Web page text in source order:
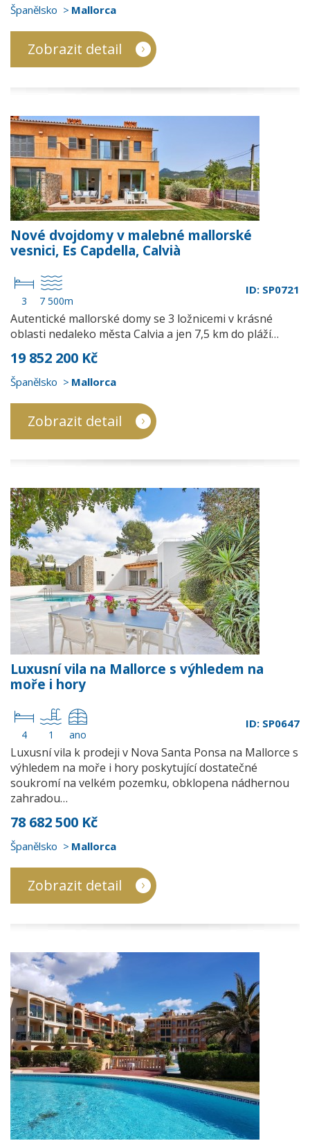
Španělsko Mallorca
Zobrazit detail
Nové dvojdomy v malebné mallorské
vesnici, Es Capdella, Calvià
3 7 500m
ID: SP0721
Autentické mallorské domy se 3 ložnicemi v krásné
oblasti nedaleko města Calvia a jen 7,5 km do pláží…
19 852 200 Kč
Španělsko Mallorca
Zobrazit detail
Luxusní vila na Mallorce s výhledem na
moře i hory
4 1 ano
ID: SP0647
Luxusní vila k prodeji v Nova Santa Ponsa na Mallorce s
výhledem na moře i hory poskytující dostatečné
soukromí na velkém pozemku, obklopena nádhernou
zahradou…
78 682 500 Kč
Španělsko Mallorca
Zobrazit detail